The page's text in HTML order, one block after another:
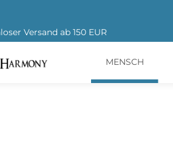
Versand ab 150 EUR
MENSCH